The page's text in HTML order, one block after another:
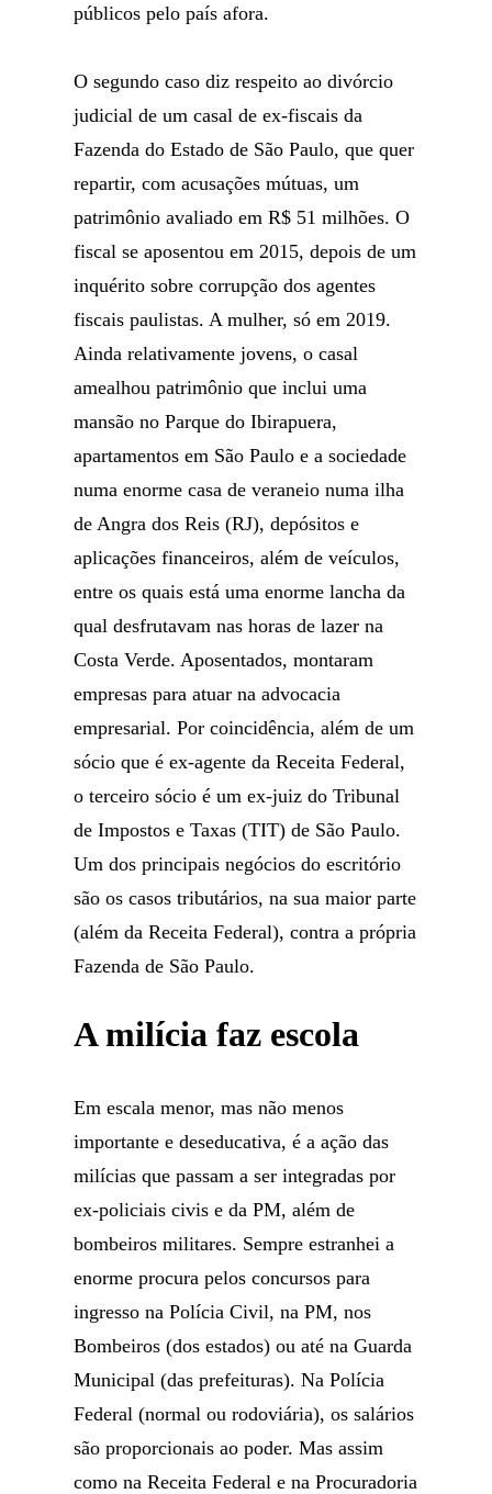
públicos pelo país afora.
O segundo caso diz respeito ao divórcio
judicial de um casal de ex-fiscais da
Fazenda do Estado de São Paulo, que quer
repartir, com acusações mútuas, um
patrimônio avaliado em R$ 51 milhões. O
fiscal se aposentou em 2015, depois de um
inquérito sobre corrupção dos agentes
fiscais paulistas. A mulher, só em 2019.
Ainda relativamente jovens, o casal
amealhou patrimônio que inclui uma
mansão no Parque do Ibirapuera,
apartamentos em São Paulo e a sociedade
numa enorme casa de veraneio numa ilha
de Angra dos Reis (RJ), depósitos e
aplicações financeiros, além de veículos,
entre os quais está uma enorme lancha da
qual desfrutavam nas horas de lazer na
Costa Verde. Aposentados, montaram
empresas para atuar na advocacia
empresarial. Por coincidência, além de um
sócio que é ex-agente da Receita Federal,
o terceiro sócio é um ex-juiz do Tribunal
de Impostos e Taxas (TIT) de São Paulo.
Um dos principais negócios do escritório
são os casos tributários, na sua maior parte
(além da Receita Federal), contra a própria
Fazenda de São Paulo.
A milícia faz escola
Em escala menor, mas não menos
importante e deseducativa, é a ação das
milícias que passam a ser integradas por
ex-policiais civis e da PM, além de
bombeiros militares. Sempre estranhei a
enorme procura pelos concursos para
ingresso na Polícia Civil, na PM, nos
Bombeiros (dos estados) ou até na Guarda
Municipal (das prefeituras). Na Polícia
Federal (normal ou rodoviária), os salários
são proporcionais ao poder. Mas assim
como na Receita Federal e na Procuradoria